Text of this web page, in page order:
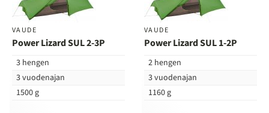
VAUDE
Power Lizard SUL 2-3P
3 hengen
3 vuodenajan
1500 g
VAUDE
Power Lizard SUL 1-2P
2 hengen
3 vuodenajan
1160 g